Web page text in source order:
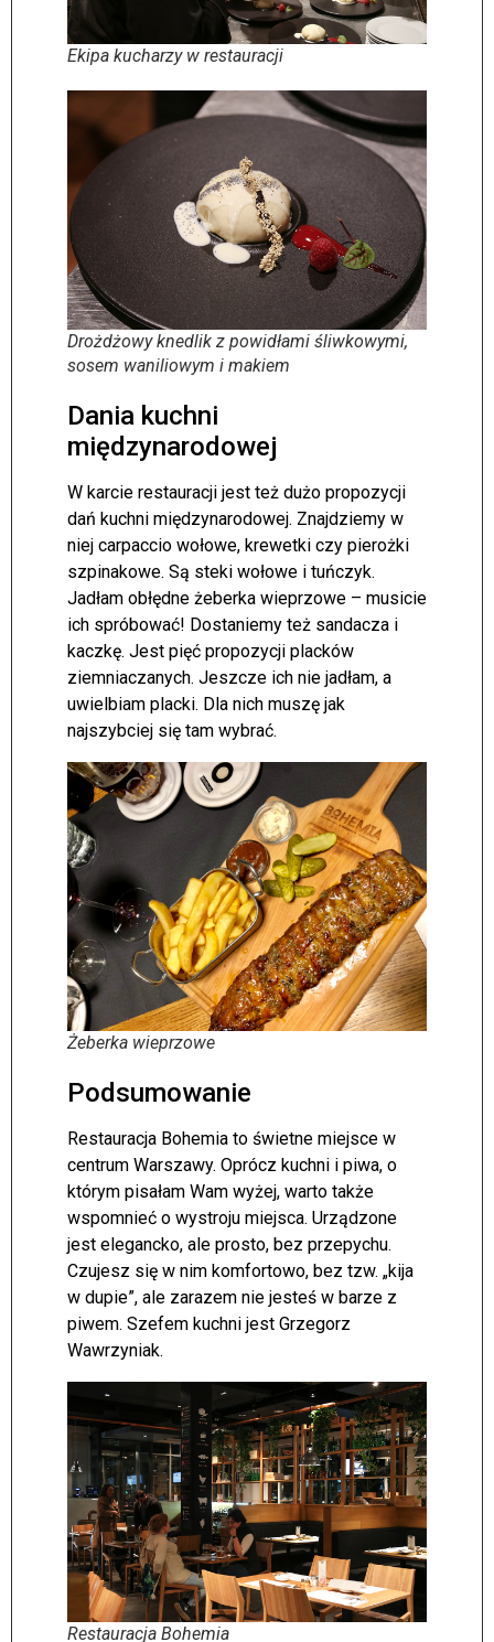
Ekipa kucharzy w restauracji
Drożdżowy knedlik z powidłami śliwkowymi,
sosem waniliowym i makiem
Dania kuchni
międzynarodowej
W karcie restauracji jest też dużo propozycji
dań kuchni międzynarodowej. Znajdziemy w
niej carpaccio wołowe, krewetki czy pierożki
szpinakowe. Są steki wołowe i tuńczyk.
Jadłam obłędne żeberka wieprzowe – musicie
ich spróbować! Dostaniemy też sandacza i
kaczkę. Jest pięć propozycji placków
ziemniaczanych. Jeszcze ich nie jadłam, a
uwielbiam placki. Dla nich muszę jak
najszybciej się tam wybrać.
Żeberka wieprzowe
Podsumowanie
Restauracja Bohemia to świetne miejsce w
centrum Warszawy. Oprócz kuchni i piwa, o
którym pisałam Wam wyżej, warto także
wspomnieć o wystroju miejsca. Urządzone
jest elegancko, ale prosto, bez przepychu.
Czujesz się w nim komfortowo, bez tzw. „kija
w dupie”, ale zarazem nie jesteś w barze z
piwem. Szefem kuchni jest Grzegorz
Wawrzyniak.
Restauracja Bohemia